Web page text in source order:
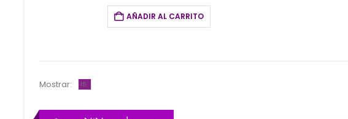
AÑADIR AL CARRITO
Mostrar: